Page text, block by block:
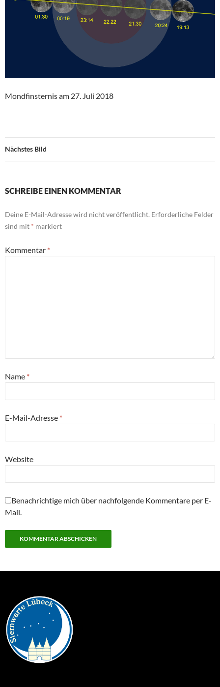
Mondfinsternis am 27. Juli 2018
Nächstes Bild
SCHREIBE EINEN KOMMENTAR
Deine E-Mail-Adresse wird nicht veröffentlicht. Erforderliche Felder
sind mit * markiert
Kommentar *
Name *
E-Mail-Adresse *
Website
Benachrichtige mich über nachfolgende Kommentare per E-
Mail.